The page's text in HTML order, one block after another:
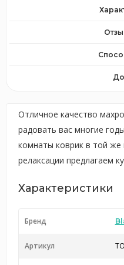
Отличное качество
радовать вас многие
комнаты коврик в той
релаксации предлагаем
Характеристики
Бренд
Артикул